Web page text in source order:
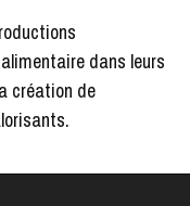
dans leurs
création de